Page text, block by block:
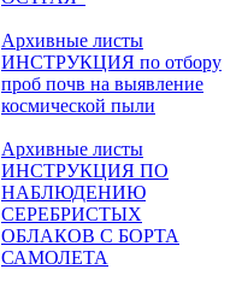
Архивные листы
ИНСТРУКЦИЯ по отбору
проб почв на выявление
космической пыли
Архивные листы
ИНСТРУКЦИЯ ПО
НАБЛЮДЕНИЮ
СЕРЕБРИСТЫХ
ОБЛАКОВ С БОРТА
САМОЛЕТА